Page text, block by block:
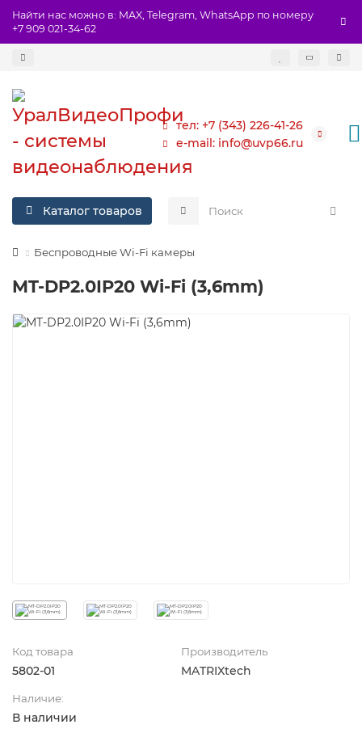
Найти нас можно в: MAX, Telegram, WhatsApp по номеру
+7 909 021-34-62
тел: +7 (343) 226-41-26
e-mail: info@uvp66.ru
Каталог товаров
Беспроводные Wi-Fi камеры
MT-DP2.0IP20 Wi-Fi (3,6mm)
Код товара
5802-01
Производитель
MATRIXtech
Наличие:
В наличии